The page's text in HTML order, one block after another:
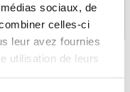
sociaux, de
celles-ci
leur avez fournies
utilisation de leurs
EN TEMPS RÉEL
de 5000 produits en stock